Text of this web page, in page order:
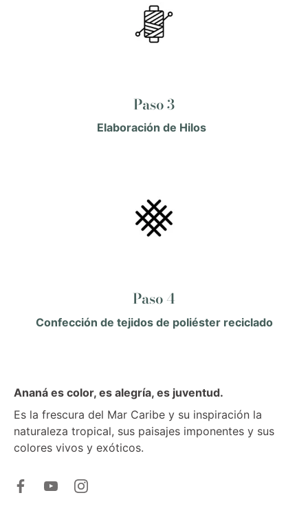
Paso 3
Elaboración de Hilos
Paso 4
Confección de tejidos de poliéster reciclado
Ananá es color, es alegría, es juventud.
Es la frescura del Mar Caribe y su inspiración la
naturaleza tropical, sus paisajes imponentes y sus
colores vivos y exóticos.